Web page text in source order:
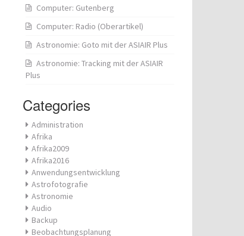
Computer: Gutenberg
Computer: Radio (Oberartikel)
Astronomie: Goto mit der ASIAIR Plus
Astronomie: Tracking mit der ASIAIR
Plus
Categories
Administration
Afrika
Afrika2009
Afrika2016
Anwendungsentwicklung
Astrofotografie
Astronomie
Audio
Backup
Beobachtungsplanung